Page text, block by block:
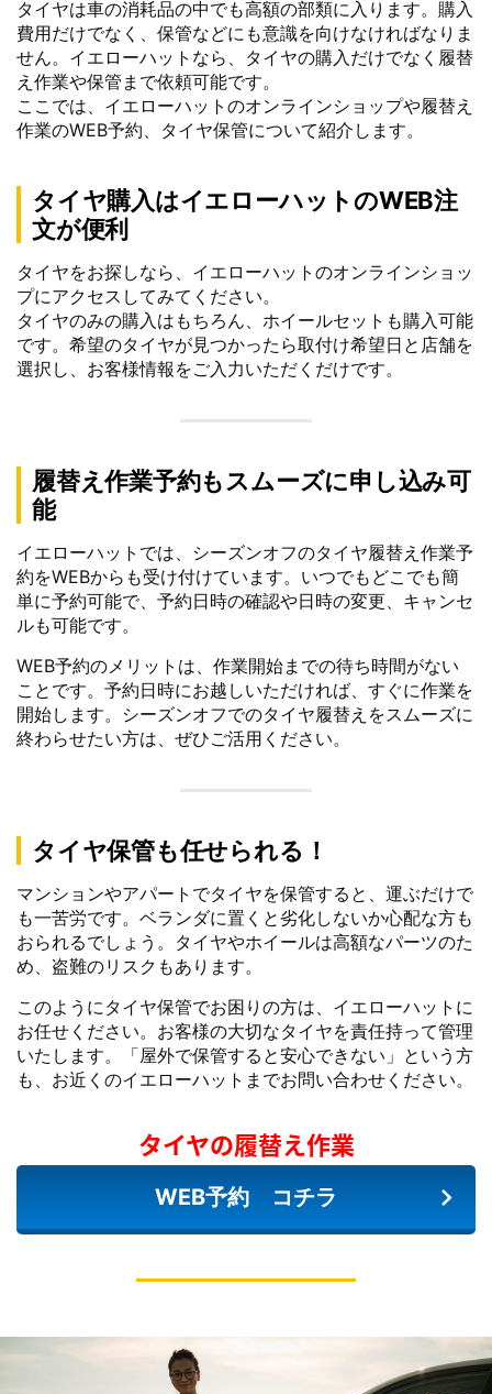
タイヤは車の消耗品の中でも高額の部類に入ります。購入
費用だけでなく、保管などにも意識を向けなければなりま
せん。イエローハットなら、タイヤの購入だけでなく履替
え作業や保管まで依頼可能です。
ここでは、イエローハットのオンラインショップや履替え
作業のWEB予約、タイヤ保管について紹介します。
タイヤ購入はイエローハットのWEB注
文が便利
タイヤをお探しなら、イエローハットのオンラインショッ
プにアクセスしてみてください。
タイヤのみの購入はもちろん、ホイールセットも購入可能
です。希望のタイヤが見つかったら取付け希望日と店舗を
選択し、お客様情報をご入力いただくだけです。
履替え作業予約もスムーズに申し込み可
能
イエローハットでは、シーズンオフのタイヤ履替え作業予
約をWEBからも受け付けています。いつでもどこでも簡
単に予約可能で、予約日時の確認や日時の変更、キャンセ
ルも可能です。
WEB予約のメリットは、作業開始までの待ち時間がない
ことです。予約日時にお越しいただければ、すぐに作業を
開始します。シーズンオフでのタイヤ履替えをスムーズに
終わらせたい方は、ぜひご活用ください。
タイヤ保管も任せられる！
マンションやアパートでタイヤを保管すると、運ぶだけで
も一苦労です。ベランダに置くと劣化しないか心配な方も
おられるでしょう。タイヤやホイールは高額なパーツのた
め、盗難のリスクもあります。
このようにタイヤ保管でお困りの方は、イエローハットに
お任せください。お客様の大切なタイヤを責任持って管理
いたします。「屋外で保管すると安心できない」という方
も、お近くのイエローハットまでお問い合わせください。
タイヤの履替え作業
WEB予約 コチラ